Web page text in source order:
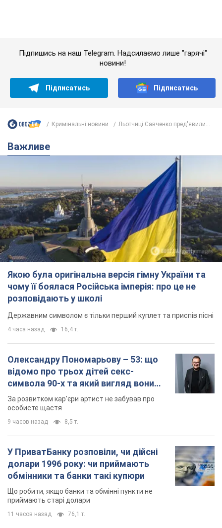
Якою була оригінальна версія гімну України та
чому її боялася Російська імперія: про це не
Державним символом є тільки перший куплет та приспів пісні
4 часа назад 16,4 т.
Олександру Пономарьову – 53: що
відомо про трьох дітей секс-
символа 90-х та який вигляд вони
За розвитком кар'єри артист не забував про
особисте щастя
9 часов назад
У ПриватБанку розповіли, чи дійсні
долари 1996 року: чи приймають
обмінники та банки такі купюри
Що робити, якщо банки та обмінні пункти не
приймають старі долари
11 часов назад 76,1 т.